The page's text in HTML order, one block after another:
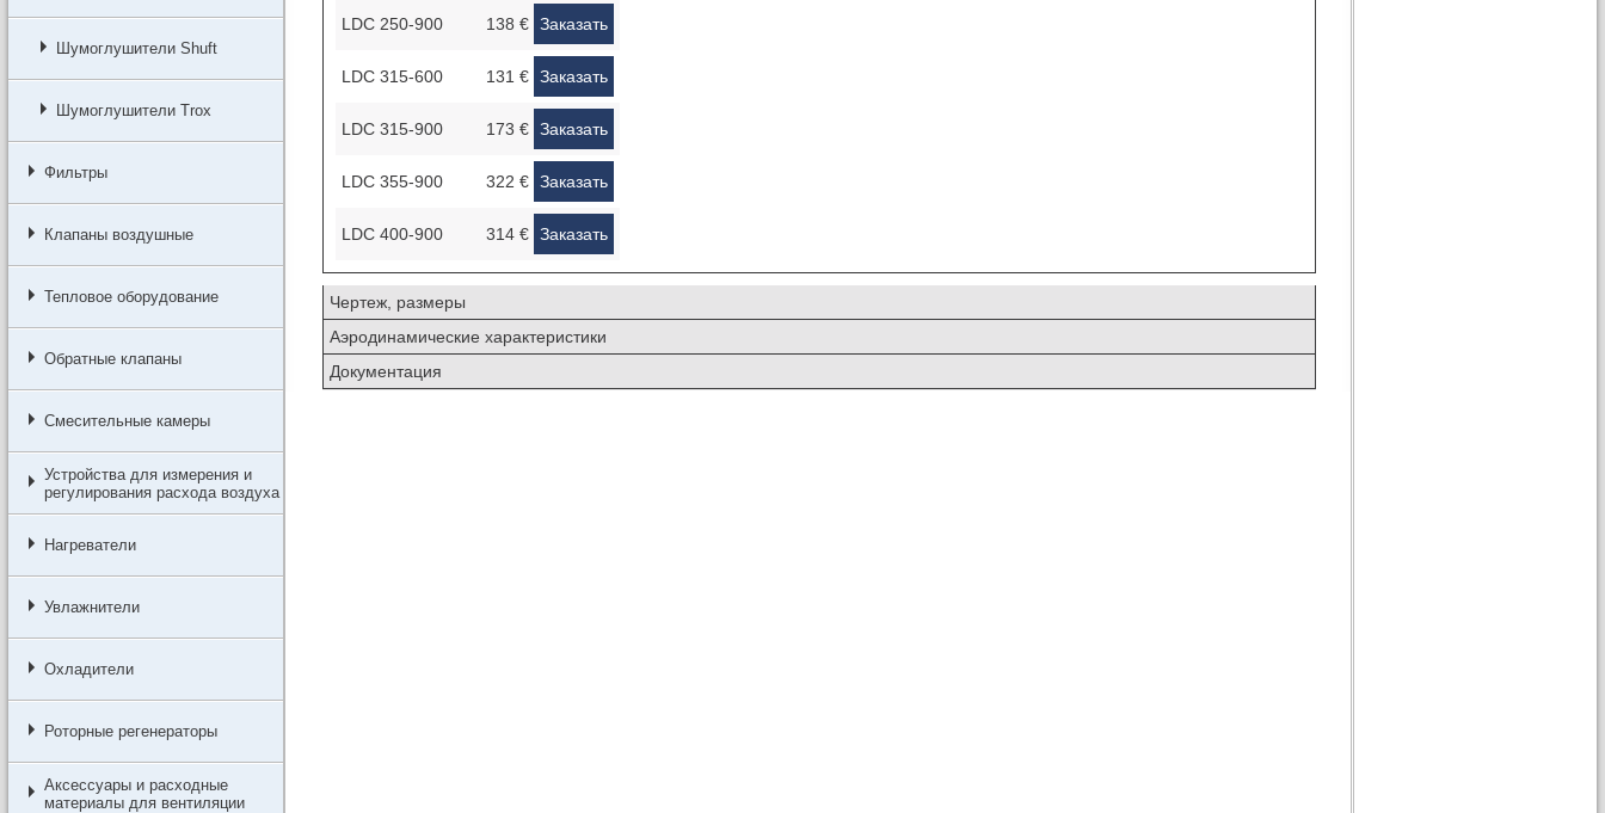
Шумоглушители Shuft
Шумоглушители Trox
Фильтры
Клапаны воздушные
Тепловое оборудование
Обратные клапаны
Смесительные камеры
Устройства для измерения и
регулирования расхода воздуха
Нагреватели
Увлажнители
Охладители
Роторные регенераторы
Аксессуары и расходные
материалы для вентиляции
LDC 250-900 138 € Заказать
LDC 315-600 131 € Заказать
LDC 315-900 173 € Заказать
LDC 355-900 322 € Заказать
LDC 400-900 314 € Заказать
Чертеж, размеры
Аэродинамические характеристики
Документация